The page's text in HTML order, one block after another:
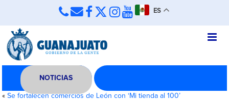
ES
NOTICIAS
«Se fortalecen comercios de León con ‘Mi tienda al 100’